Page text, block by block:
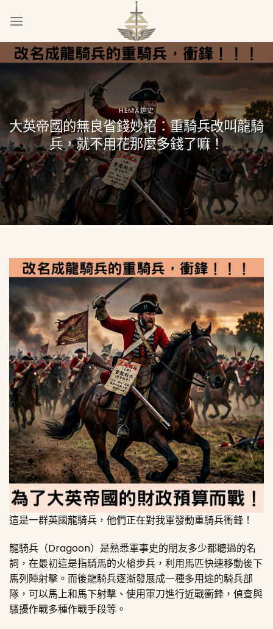
HEMA趣史
大英帝國的無良省錢妙招：重騎兵改叫龍騎
兵，就不用花那麼多錢了嘛！
這是一群英國龍騎兵，他們正在對我軍發動重騎兵衝鋒！
龍騎兵（Dragoon） 是熟悉軍事史的朋友多少都聽過的名
詞，在最初這是指騎馬的火槍步兵，利用馬匹快速移動後下
馬列陣射擊。而後龍騎兵逐漸發展成一種多用途的騎兵部
隊，可以馬上和馬下射擊、使用軍刀進行近戰衝鋒，偵查與
騷擾作戰多種作戰手段等。